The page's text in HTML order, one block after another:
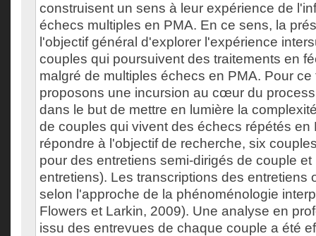
construisent un sens à leur expérience de
échecs multiples en PMA. En ce sens, la
l'objectif général d'explorer l'expérience
couples qui poursuivent des traitements en
malgré de multiples échecs en PMA. Pour ce
proposons une incursion au cœur du
dans le but de mettre en lumière la
de couples qui vivent des échecs répétés en
répondre à l'objectif de recherche, six
pour des entretiens semi-dirigés de couple
entretiens). Les transcriptions des entretiens
selon l'approche de la phénoménologie
Flowers et Larkin, 2009). Une analyse en
issu des entrevues de chaque couple a été